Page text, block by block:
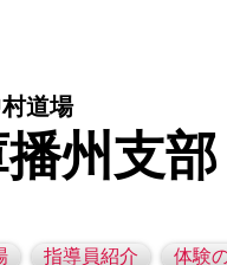
道場
州支部
指導員紹介 体験